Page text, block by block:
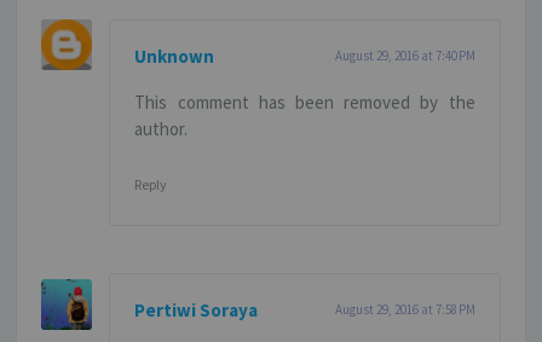
Unknown August 29, 2016 at 7:40 PM
This comment has been removed by the
author.
Reply
Pertiwi Soraya August 29, 2016 at 7:58 PM